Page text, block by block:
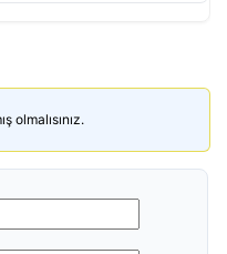
olmalısınız.